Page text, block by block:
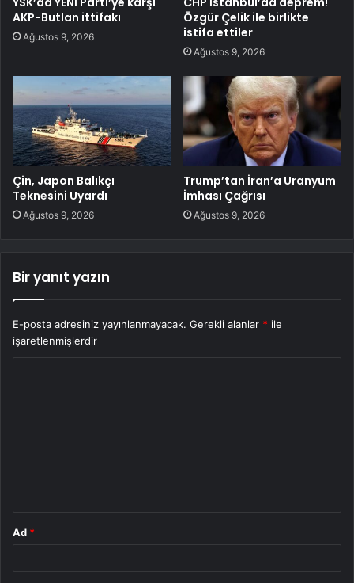
AKP-Butlan ittifakı
Ağustos 9, 2026
Özgür Çelik ile birlikte
istifa ettiler
Ağustos 9, 2026
Çin, Japon Balıkçı
Teknesini Uyardı
Ağustos 9, 2026
Trump’tan İran’a Uranyum
İmhası Çağrısı
Ağustos 9, 2026
Bir yanıt yazın
E-posta adresiniz yayınlanmayacak. Gerekli alanlar * ile
işaretlenmişlerdir
Ad *